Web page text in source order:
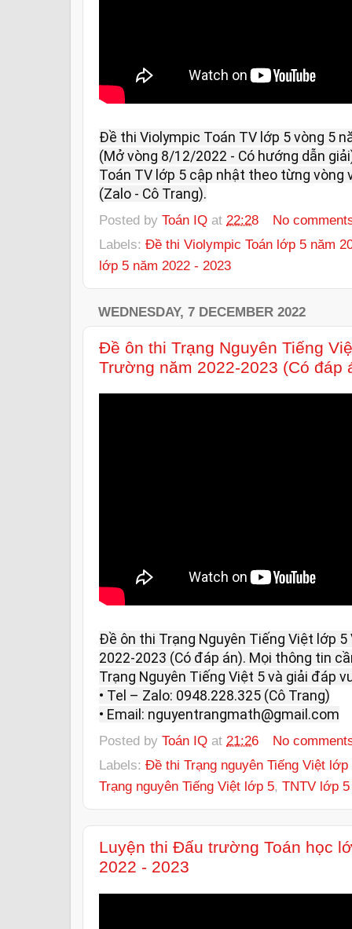
Đề thi Violympic Toán TV lớp 5 vòng 5
(Mở vòng 8/12/2022 - Có hướng dẫn
Toán TV lớp 5 cập nhật theo từng vòng
(Zalo - Cô Trang).
Posted by Toán IQ at 22:28
No
Labels: Đề thi Violympic Toán lớp 5 năm
lớp 5 năm 2022 - 2023
WEDNESDAY, 7 DECEMBER 2022
Đề ôn thi Trạng Nguyên Tiếng
Trường năm 2022-2023 (Có đáp
Đề ôn thi Trạng Nguyên Tiếng Việt lớp
2022-2023 (Có đáp án). Mọi thông tin
Trạng Nguyên Tiếng Việt 5 và giải đáp
• Tel – Zalo: 0948.228.325 (Cô Trang)
• Email: nguyentrangmath@gmail.com
Posted by Toán IQ at 21:26
No
Labels: Đề thi Trạng nguyên Tiếng Việt
Trạng nguyên Tiếng Việt lớp 5, TNTV lớp
Luyện thi Đấu trường Toán học
2022 - 2023